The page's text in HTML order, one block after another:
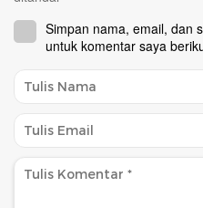
Simpan nama, email, dan
untuk komentar saya